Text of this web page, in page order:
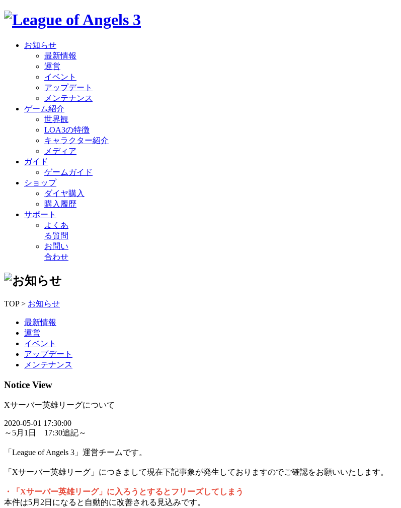
お知らせ
最新情報
運営
イベント
アップデート
メンテナンス
ゲーム紹介
世界観
LOA3の特徴
キャラクター紹介
メディア
ガイド
ゲームガイド
ショップ
ダイヤ購入
購入履歴
サポート
よくあ
る質問
お問い
合わせ
TOP > お知らせ
最新情報
運営
イベント
アップデート
メンテナンス
Notice View
Xサーバー英雄リーグについて
2020-05-01 17:30:00
～5月1日 17:30追記～
「League of Angels 3」運営チームです。
「Xサーバー英雄リーグ」につきまして現在下記事象が発生しておりますのでご確認をお願いいたします。
・「Xサーバー英雄リーグ」に入ろうとするとフリーズしてしまう
本件は5月2日になると自動的に改善される見込みです。